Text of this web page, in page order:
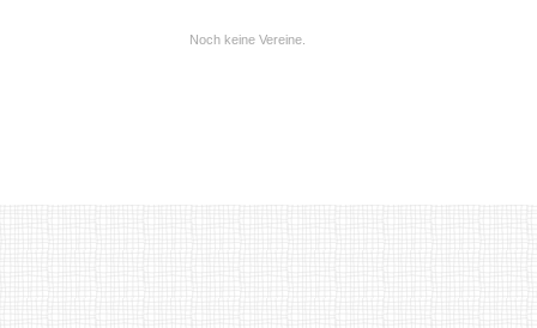
Noch keine Vereine.